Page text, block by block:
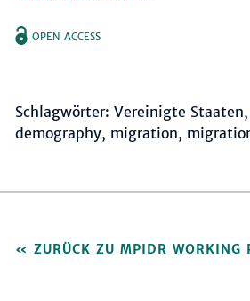
OPEN ACCESS
Schlagwörter: Vereinigte
demography, migration,
ZURÜCK ZU MPIDR WORKING